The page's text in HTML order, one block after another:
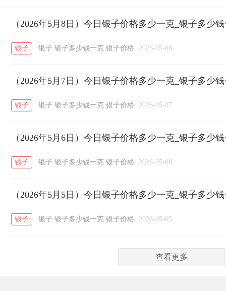
开国纪念币 大清银币 / 长城币 / 老
菜百 周生生 周大生
六福 / 金至尊 / 潮宏基 / 亚一金店
（2026年5月8日）今日银子价格多少一克_银子多少
银子 银子 银子多少钱一克 银子价格 · 2026-05-08
（2026年5月7日）今日银子价格多少一克_银子多少
银子 银子 银子多少钱一克 银子价格 · 2026-05-07
（2026年5月6日）今日银子价格多少一克_银子多少
银子 银子 银子多少钱一克 银子价格 · 2026-05-06
（2026年5月5日）今日银子价格多少一克_银子多少
银子 银子 银子多少钱一克 银子价格 · 2026-05-05
查看更多